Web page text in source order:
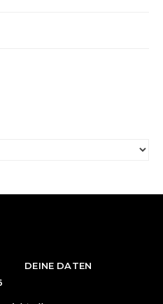
DEINE DATEN